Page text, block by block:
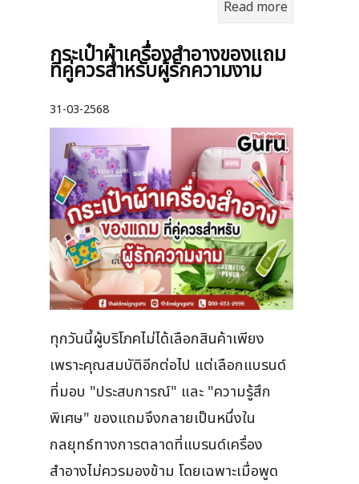
Read more
กระเป๋าผ้าเครื่องสําอางของแถม
ที่คู่ควรสำหรับผู้รักความงาม
31-03-2568
ทุกวันนี้ผู้บริโภคไม่ได้เลือกสินค้าเพียง
เพราะคุณสมบัติอีกต่อไป แต่เลือกแบรนด์
ที่มอบ "ประสบการณ์" และ "ความรู้สึก
พิเศษ" ของแถมจึงกลายเป็นหนึ่งใน
กลยุทธ์ทางการตลาดที่แบรนด์เครื่อง
สำอางไม่ควรมองข้าม โดยเฉพาะเมื่อพูด